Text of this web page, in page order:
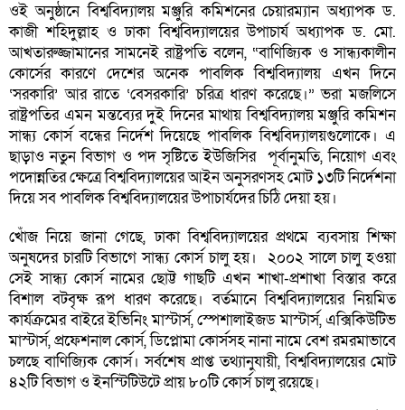
ওই অনুষ্ঠানে বিশ্ববিদ্যালয় মঞ্জুরি কমিশনের চেয়ারম্যান অধ্যাপক ড.
কাজী শহিদুল্লাহ ও ঢাকা বিশ্ববিদ্যালয়ের উপাচার্য অধ্যাপক ড. মো.
আখতারুজ্জামানের সামনেই রাষ্ট্রপতি বলেন, “বাণিজ্যিক ও সান্ধ্যকালীন
কোর্সের কারণে দেশের অনেক পাবলিক বিশ্ববিদ্যালয় এখন দিনে
‘সরকারি’ আর রাতে ‘বেসরকারি’ চরিত্র ধারণ করেছে।” ভরা মজলিসে
রাষ্ট্রপতির এমন মন্তব্যের দু্ই দিনের মাথায় বিশ্ববিদ্যালয় মঞ্জুরি কমিশন
সান্ধ্য কোর্স বন্ধের নির্দেশ দিয়েছে পাবলিক বিশ্ববিদ্যালয়গুলোকে। এ
ছাড়াও নতুন বিভাগ ও পদ সৃষ্টিতে ইউজিসির পূর্বানুমতি, নিয়োগ এবং
পদোন্নতির ক্ষেত্রে বিশ্ববিদ্যালয়ের আইন অনুসরণসহ মোট ১৩টি নির্দেশনা
দিয়ে সব পাবলিক বিশ্ববিদ্যালয়ের উপাচার্যদের চিঠি দেয়া হয়।
খোঁজ নিয়ে জানা গেছে, ঢাকা বিশ্ববিদ্যালয়ের প্রথমে ব্যবসায় শিক্ষা
অনুষদের চারটি বিভাগে সান্ধ্য কোর্স চালু হয়। ২০০২ সালে চালু হওয়া
সেই সান্ধ্য কোর্স নামের ছোট্ট গাছটি এখন শাখা-প্রশাখা বিস্তার করে
বিশাল বটবৃক্ষ রূপ ধারণ করেছে। বর্তমানে বিশ্ববিদ্যালয়ের নিয়মিত
কার্যক্রমের বাইরে ইভিনিং মাস্টার্স, স্পেশালাইজড মাস্টার্স, এক্সিকিউটিভ
মাস্টার্স, প্রফেশনাল কোর্স, ডিপ্লোমা কোর্সসহ নানা নামে বেশ রমরমাভাবে
চলছে বাণিজ্যিক কোর্স। সর্বশেষ প্রাপ্ত তথ্যানুযায়ী, বিশ্ববিদ্যালয়ের মোট
৪২টি বিভাগ ও ইনস্টিটিউটে প্রায় ৮০টি কোর্স চালু রয়েছে।